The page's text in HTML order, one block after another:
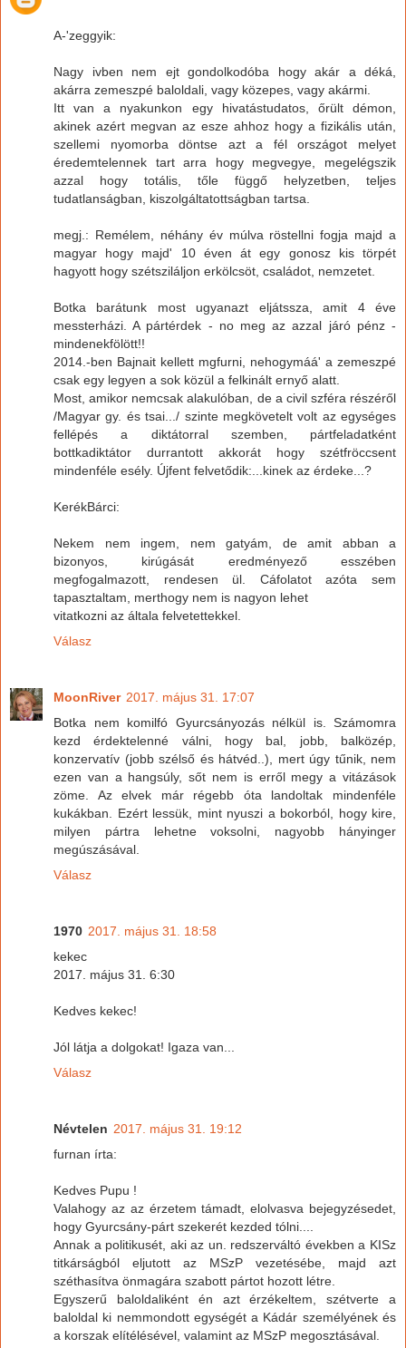
A-'zeggyik:
Nagy ivben nem ejt gondolkodóba hogy akár a déká,
akárra zemeszpé baloldali, vagy közepes, vagy akármi.
Itt van a nyakunkon egy hivatástudatos, őrült démon,
akinek azért megvan az esze ahhoz hogy a fizikális után,
szellemi nyomorba döntse azt a fél országot melyet
éredemtelennek tart arra hogy megvegye, megelégszik
azzal hogy totális, tőle függő helyzetben, teljes
tudatlanságban, kiszolgáltatottságban tartsa.
megj.: Remélem, néhány év múlva röstellni fogja majd a
magyar hogy majd' 10 éven át egy gonosz kis törpét
hagyott hogy szétsziláljon erkölcsöt, családot, nemzetet.
Botka barátunk most ugyanazt eljátssza, amit 4 éve
messterházi. A pártérdek - no meg az azzal járó pénz -
mindenekfölött!!
2014.-ben Bajnait kellett mgfurni, nehogymáá' a zemeszpé
csak egy legyen a sok közül a felkinált ernyő alatt.
Most, amikor nemcsak alakulóban, de a civil szféra részéről
/Magyar gy. és tsai.../ szinte megkövetelt volt az egységes
fellépés a diktátorral szemben, pártfeladatként
bottkadiktátor durrantott akkorát hogy szétfröccsent
mindenféle esély. Újfent felvetődik:...kinek az érdeke...?
KerékBárci:
Nekem nem ingem, nem gatyám, de amit abban a
bizonyos, kirúgását eredményező esszében
megfogalmazott, rendesen ül. Cáfolatot azóta sem
tapasztaltam, merthogy nem is nagyon lehet
vitatkozni az általa felvetettekkel.
Válasz
MoonRiver 2017. május 31. 17:07
Botka nem komilfó Gyurcsányozás nélkül is. Számomra
kezd érdektelenné válni, hogy bal, jobb, balközép,
konzervatív (jobb szélső és hátvéd..), mert úgy tűnik, nem
ezen van a hangsúly, sőt nem is erről megy a vitázások
zöme. Az elvek már régebb óta landoltak mindenféle
kukákban. Ezért lessük, mint nyuszi a bokorból, hogy kire,
milyen pártra lehetne voksolni, nagyobb hányinger
megúszásával.
Válasz
1970 2017. május 31. 18:58
kekec
2017. május 31. 6:30
Kedves kekec!
Jól látja a dolgokat! Igaza van...
Válasz
Névtelen 2017. május 31. 19:12
furnan írta:
Kedves Pupu !
Valahogy az az érzetem támadt, elolvasva bejegyzésedet,
hogy Gyurcsány-párt szekerét kezded tólni....
Annak a politikusét, aki az un. redszerváltó években a KISz
titkárságból eljutott az MSzP vezetésébe, majd azt
széthasítva önmagára szabott pártot hozott létre.
Egyszerű baloldaliként én azt érzékeltem, szétverte a
baloldal ki nemmondott egységét a Kádár személyének és
a korszak elítélésével, valamint az MSzP megosztásával.